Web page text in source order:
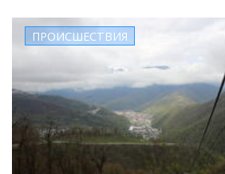
ПРОИСШЕСТВИЯ